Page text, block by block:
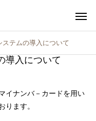
テムの導入について
導入について
イナンバ－カードを用い
ります。